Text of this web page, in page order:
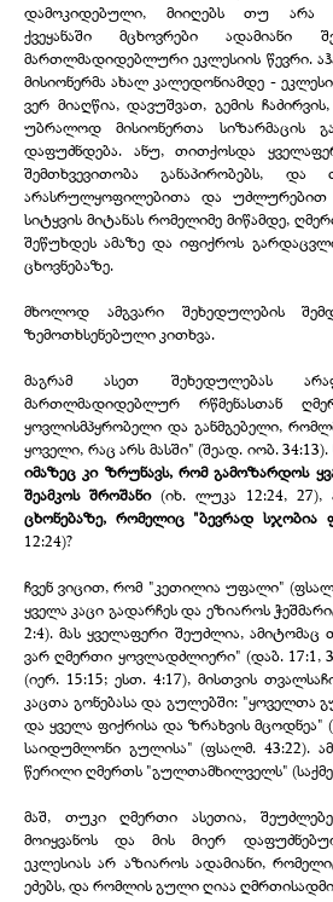
დამოკიდებული, მიიღებს თუ არა
ქვეყანაში მცხოვრები ადამიანი
მართლმადიდებლური ეკლესიის წევრი.
მისიონერმა ახალ კალედონიამდე -
ვერ მიაღწია, დავუშვათ, გემის
უბრალოდ მისიონერთა სიზარმაცის
დაფუძნდება. ანუ, თითქოსდა
შემთხვევითობა განაპირობებს,
არასრულყოფილებითა და უძლურებით
სიტყვის მიტანას რომელიმე მიწამდე,
შეწუხდეს ამაზე და იფიქროს
ცხოვნებაზე.
მხოლოდ ამგვარი შეხედულების
ზემოთხსენებული კითხვა.
მაგრამ ასეთ შეხედულებას
მართლმადიდებლურ რწმენასთან
ყოვლისმპყრობელი და განმგებელი,
ყოველი, რაც არს მასში" (შეად. იობ. 34:13).
იმაზეც კი ზრუნავს, რომ გამოზარდოს
შეამკოს შროშანი (იხ. ლუკა 12:24, 27),
ცხონებაზე, რომელიც "ბევრად სჯობია
12:24)?
ჩვენ ვიცით, რომ "კეთილია უფალი"
ყველა კაცი გადარჩეს და ეზიაროს
2:4). მას ყველაფერი შეუძლია, ამიტომაც
ვარ ღმერთი ყოვლადძლიერი" (დაბ. 17:1,
(იერ. 15:15; ესთ. 4:17), მისთვის
კაცთა გონებასა და გულებში:
და ყველა ფიქრისა და ზრახვის მცოდნეა"
საიდუმლონი გულისა" (ფსალმ. 43:22).
წერილი ღმერთს "გულთამხილველს" (საქმე
მაშ, თუკი ღმერთი ასეთია,
მოიყვანოს და მის მიერ
ეკლესიას არ აზიაროს ადამიანი,
ეძებს, და რომლის გული ღიაა